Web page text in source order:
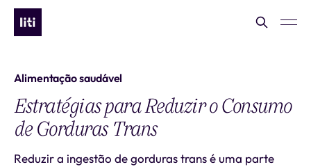
Alimentação saudável
Estratégias para Reduzir o Consumo
de Gorduras Trans
Reduzir a ingestão de gorduras trans é uma parte